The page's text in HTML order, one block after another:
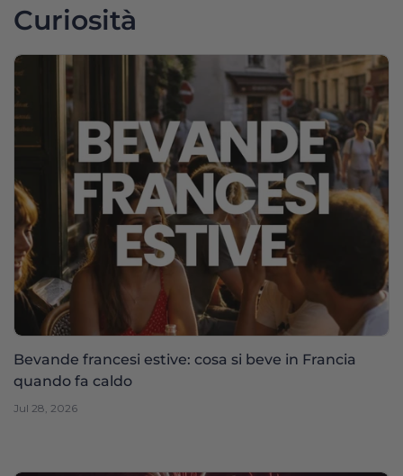
Curiosità
Bevande francesi estive: cosa si beve in Francia
quando fa caldo
Jul 28, 2026